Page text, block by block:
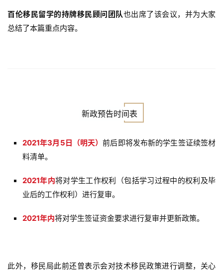
百伦移民留学的持牌移民顾问团队也出席了该会议，并为大家
总结了本篇重点内容。
新政预告时间表
2021年3月5日（明天）前后即将发布新的学生签证续签材
料清单。
2021年内将对学生工作权利（包括学习过程中的权利及毕
业后的工作权利）进行复审。
2021年内将对学生签证资金要求进行复审并更新政策。
此外，移民局此前还曾表示会对技术移民政策进行调整，关心